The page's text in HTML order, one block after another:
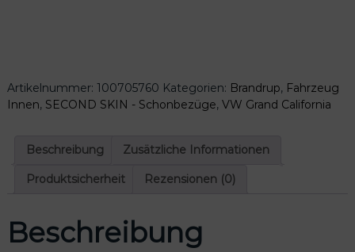
i
n
z
Artikelnummer: 100705760 Kategorien: Brandrup, Fahrzeug
Innen, SECOND SKIN - Schonbezüge, VW Grand California
Beschreibung Zusätzliche Informationen
Produktsicherheit Rezensionen (0)
Beschreibung